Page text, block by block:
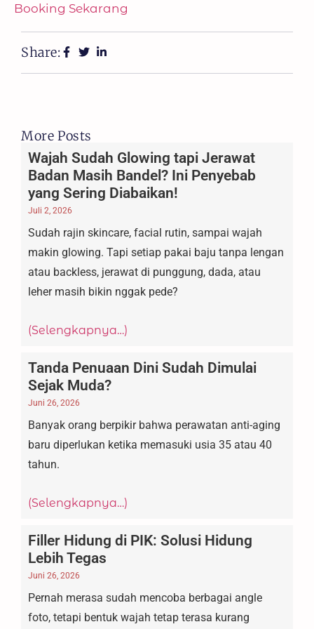
Booking Sekarang
Share:
More Posts
Wajah Sudah Glowing tapi Jerawat
Badan Masih Bandel? Ini Penyebab
yang Sering Diabaikan!
Juli 2, 2026
Sudah rajin skincare, facial rutin, sampai wajah
makin glowing. Tapi setiap pakai baju tanpa lengan
atau backless, jerawat di punggung, dada, atau
leher masih bikin nggak pede?
(Selengkapnya…)
Tanda Penuaan Dini Sudah Dimulai
Sejak Muda?
Juni 26, 2026
Banyak orang berpikir bahwa perawatan anti-aging
baru diperlukan ketika memasuki usia 35 atau 40
tahun.
(Selengkapnya…)
Filler Hidung di PIK: Solusi Hidung
Lebih Tegas
Juni 26, 2026
Pernah merasa sudah mencoba berbagai angle
foto, tetapi bentuk wajah tetap terasa kurang